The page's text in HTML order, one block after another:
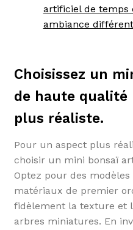
artificiel de temps
ambiance
Choisissez un
de haute qualité
plus réaliste.
Pour un aspect plus
choisir un mini bonsaï
Optez pour des
matériaux de premier
fidèlement la texture et
arbres miniatures. En